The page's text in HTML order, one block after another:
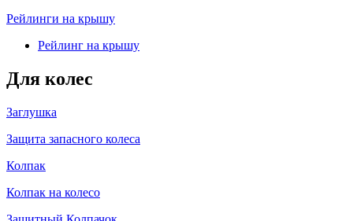
Рейлинги на крышу
Рейлинг на крышу
Для колес
Заглушка
Защита запасного колеса
Колпак
Колпак на колесо